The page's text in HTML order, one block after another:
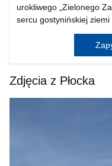
urokliwego „Zielonego
sercu gostynińskiej
Włocławskiego Parku
otoczonego licznymi
unikalne gatunki f
Zdjęcia z Płocka